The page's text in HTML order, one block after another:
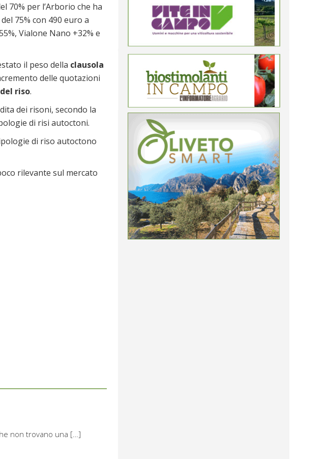
70% per l’Arborio che ha
75% con 490 euro a
Vialone Nano +32% e
il peso della clausola
delle quotazioni
riso.
dei risoni, secondo la
di risi autoctoni.
di riso autoctono
rilevante sul mercato
non trovano una […]